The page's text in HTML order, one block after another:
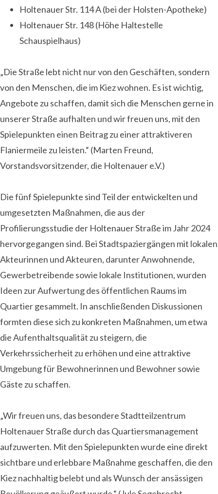
Holtenauer Str. 114 A (bei der Holsten-Apotheke)
Holtenauer Str. 148 (Höhe Haltestelle
Schauspielhaus)
„Die Straße lebt nicht nur von den Geschäften, sondern
von den Menschen, die im Kiez wohnen. Es ist wichtig,
Angebote zu schaffen, damit sich die Menschen gerne in
unserer Straße aufhalten und wir freuen uns, mit den
Spielepunkten einen Beitrag zu einer attraktiveren
Flaniermeile zu leisten.“ (Marten Freund,
Vorstandsvorsitzender, die Holtenauer e.V.)
Die fünf Spielepunkte sind Teil der entwickelten und
umgesetzten Maßnahmen, die aus der
Profilierungsstudie der Holtenauer Straße im Jahr 2024
hervorgegangen sind. Bei Stadtspaziergängen mit lokalen
Akteurinnen und Akteuren, darunter Anwohnende,
Gewerbetreibende sowie lokale Institutionen, wurden
Ideen zur Aufwertung des öffentlichen Raums im
Quartier gesammelt. In anschließenden Diskussionen
formten diese sich zu konkreten Maßnahmen, um etwa
die Aufenthaltsqualität zu steigern, die
Verkehrssicherheit zu erhöhen und eine attraktive
Umgebung für Bewohnerinnen und Bewohner sowie
Gäste zu schaffen.
„Wir freuen uns, das besondere Stadtteilzentrum
Holtenauer Straße durch das Quartiersmanagement
aufzuwerten. Mit den Spielepunkten wurde eine direkt
sichtbare und erlebbare Maßnahme geschaffen, die den
Kiez nachhaltig belebt und als Wunsch der ansässigen